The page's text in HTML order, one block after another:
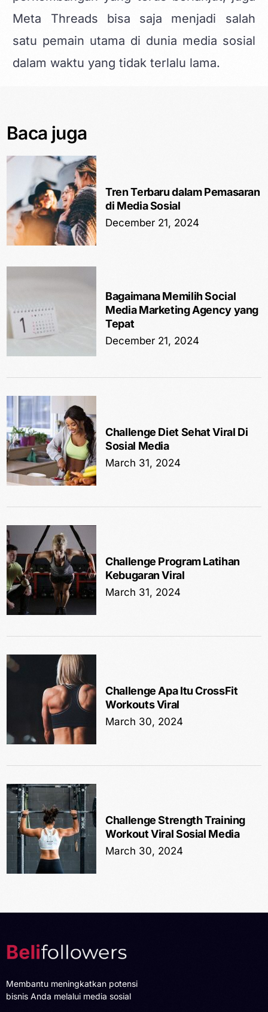
Meta Threads bisa saja menjadi salah
satu pemain utama di dunia media sosial
dalam waktu yang tidak terlalu lama.
Baca juga
Tren Terbaru dalam Pemasaran
di Media Sosial
December 21, 2024
Bagaimana Memilih Social
Media Marketing Agency yang
Tepat
December 21, 2024
Challenge Diet Sehat Viral Di
Sosial Media
March 31, 2024
Challenge Program Latihan
Kebugaran Viral
March 31, 2024
Challenge Apa Itu CrossFit
Workouts Viral
March 30, 2024
Challenge Strength Training
Workout Viral Sosial Media
March 30, 2024
Membantu meningkatkan potensi
bisnis Anda melalui media sosial